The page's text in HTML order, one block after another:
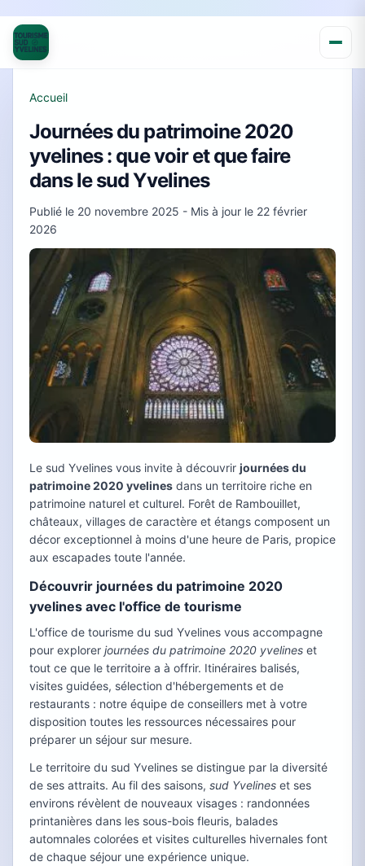
Accueil
Journées du patrimoine 2020
yvelines : que voir et que faire
dans le sud Yvelines
Publié le 20 novembre 2025 - Mis à jour le 22 février
2026
Le sud Yvelines vous invite à découvrir journées du
patrimoine 2020 yvelines dans un territoire riche en
patrimoine naturel et culturel. Forêt de Rambouillet,
châteaux, villages de caractère et étangs composent un
décor exceptionnel à moins d'une heure de Paris, propice
aux escapades toute l'année.
Découvrir journées du patrimoine 2020
yvelines avec l'office de tourisme
L'office de tourisme du sud Yvelines vous accompagne
pour explorer journées du patrimoine 2020 yvelines et
tout ce que le territoire a à offrir. Itinéraires balisés,
visites guidées, sélection d'hébergements et de
restaurants : notre équipe de conseillers met à votre
disposition toutes les ressources nécessaires pour
préparer un séjour sur mesure.
Le territoire du sud Yvelines se distingue par la diversité
de ses attraits. Au fil des saisons, sud Yvelines et ses
environs révèlent de nouveaux visages : randonnées
printanières dans les sous-bois fleuris, balades
automnales colorées et visites culturelles hivernales font
de chaque séjour une expérience unique.